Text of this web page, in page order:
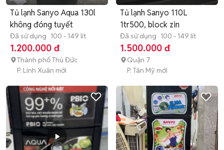
Tủ lạnh Sanyo Aqua 130l
không đóng tuyết
Đã sử dụng 100 - 149 lít
1.200.000 đ
Thành phố Thủ Đức
P. Linh Xuân mới
Tủ lạnh Sanyo 110L
1tr500, block zin
Đã sử dụng 100 - 149 lít
1.500.000 đ
Quận 7
P. Tân Mỹ mới